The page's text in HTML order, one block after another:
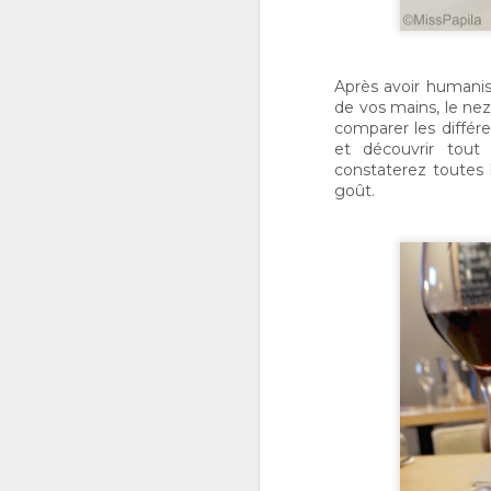
Après avoir
de vos mains, le
comparer les
et découvrir tout
constaterez toutes
goût.
2